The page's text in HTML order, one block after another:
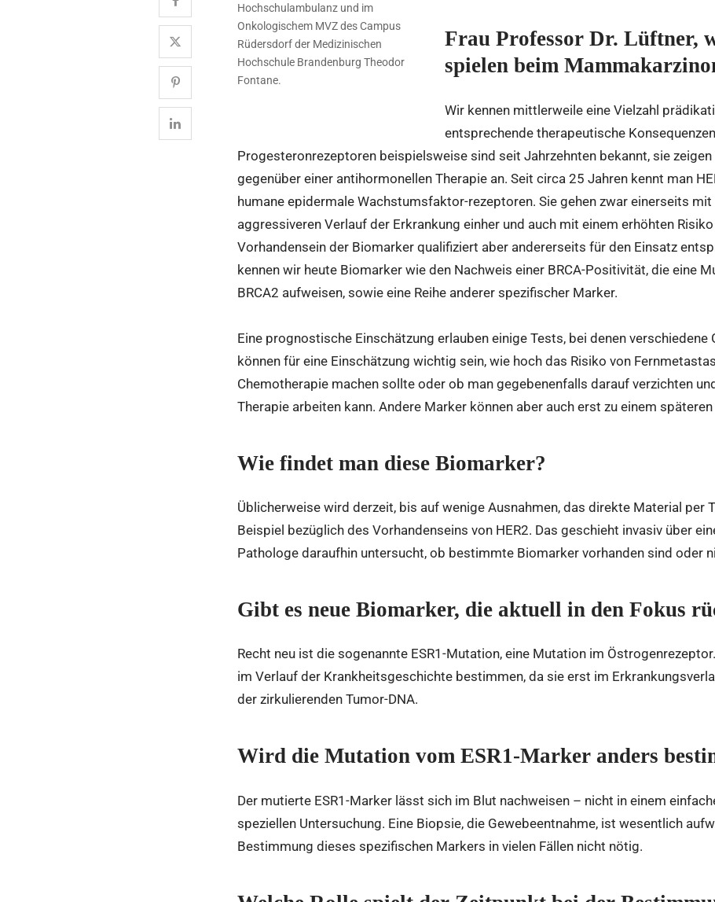
Hochschulambulanz und im
Onkologischem MVZ des Campus
Rüdersdorf der Medizinischen
Hochschule Brandenburg Theodor
Fontane.
Frau Professor Dr. Lüftner,
spielen beim
Wir kennen mittlerweile eine Vielzahl
entsprechende therapeutische
Progesteronrezeptoren beispielsweise sind seit Jahrzehnten bekannt, sie
gegenüber einer antihormonellen Therapie an. Seit circa 25 Jahren kennt man
humane epidermale Wachstumsfaktor-rezeptoren. Sie gehen zwar einerseits
aggressiveren Verlauf der Erkrankung einher und auch mit einem erhöhten
Vorhandensein der Biomarker qualifiziert aber andererseits für den Einsatz
kennen wir heute Biomarker wie den Nachweis einer BRCA-Positivität, die eine
BRCA2 aufweisen, sowie eine Reihe anderer spezifischer Marker.
Eine prognostische Einschätzung erlauben einige Tests, bei denen verschiedene
können für eine Einschätzung wichtig sein, wie hoch das Risiko von
Chemotherapie machen sollte oder ob man gegebenenfalls darauf verzichten
Therapie arbeiten kann. Andere Marker können aber auch erst zu einem
Wie findet man diese Biomarker?
Üblicherweise wird derzeit, bis auf wenige Ausnahmen, das direkte Material per
Beispiel bezüglich des Vorhandenseins von HER2. Das geschieht invasiv über
Pathologe daraufhin untersucht, ob bestimmte Biomarker vorhanden sind oder
Gibt es neue Biomarker, die aktuell in den Fokus
Recht neu ist die sogenannte ESR1-Mutation, eine Mutation im
im Verlauf der Krankheitsgeschichte bestimmen, da sie erst im
der zirkulierenden Tumor-DNA.
Wird die Mutation vom ESR1-Marker anders
Der mutierte ESR1-Marker lässt sich im Blut nachweisen – nicht in einem
speziellen Untersuchung. Eine Biopsie, die Gewebeentnahme, ist wesentlich
Bestimmung dieses spezifischen Markers in vielen Fällen nicht nötig.